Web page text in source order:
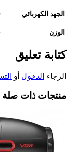
الجهد الكهربائي
الوزن
كتابة تعليق
الرجاء الدخول أو
منتجات ذات صلة